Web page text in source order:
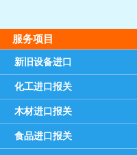
服务项目
新旧设备进口
化工进口报关
木材进口报关
食品进口报关